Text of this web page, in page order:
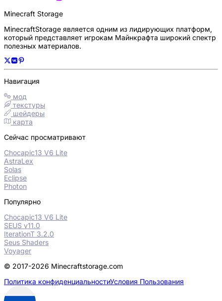
Minecraft Storage
MinecraftStorage является одним из лидирующих платформ,
который представляет игрокам Майнкрафта широкий спектр
полезных материалов.
Навигация
мод
текстуры
шейдеры
карта
Сейчас просматривают
Chocapic13 V6 Lite
AstraLex
Solas
Eclipse
Photon
Популярно
Chocapic13 V6 Lite
SEUS v11.0
IterationT 3.2.0
Seus Shaders
Voyager
© 2017-2026 Minecraftstorage.com
Политика конфиденциальностиУсловия Пользования